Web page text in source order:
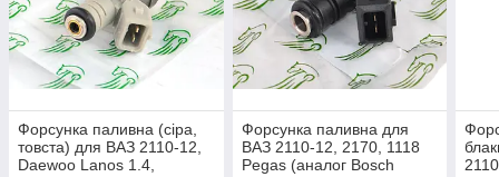
Форсунка паливна (сіра,
товста) для ВАЗ 2110-12,
Daewoo Lanos 1.4,
Форсунка паливна для
ВАЗ 2110-12, 2170, 1118
Pegas (аналог Bosch